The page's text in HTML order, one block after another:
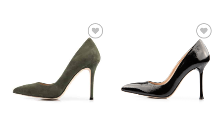
Add to
Wishlist
Add to
Wishlist